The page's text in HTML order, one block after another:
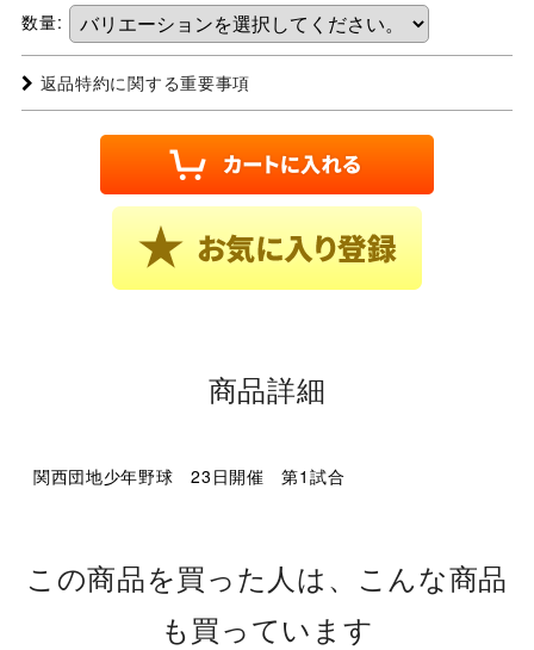
数量:
返品特約に関する重要事項
商品詳細
関西団地少年野球 23日開催 第1試合
この商品を買った人は、こんな商品
も買っています